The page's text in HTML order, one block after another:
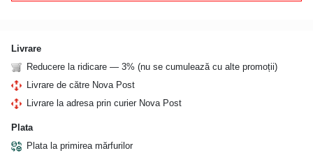
Livrare
Reducere la ridicare — 3% (nu se cumulează cu alte promoții)
Livrare de către Nova Post
Livrare la adresa prin curier Nova Post
Plata
Plata la primirea mărfurilor